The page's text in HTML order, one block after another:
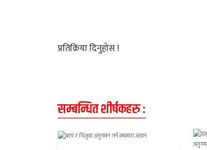
प्रतिक्रिया दिनुहोस !
सम्बन्धित शीर्षकहरु :